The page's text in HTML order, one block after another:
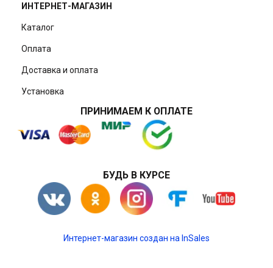
ИНТЕРНЕТ-МАГАЗИН
Каталог
Оплата
Доставка и оплата
Установка
ПРИНИМАЕМ К ОПЛАТЕ
БУДЬ В КУРСЕ
Интернет-магазин создан на InSales